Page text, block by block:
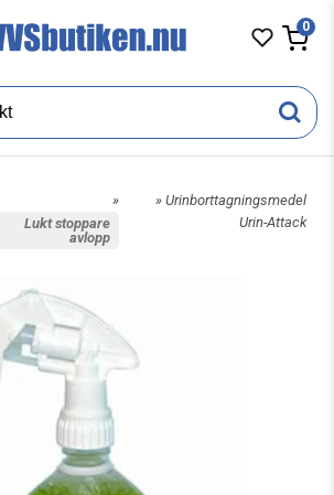
0
»
Lukt stoppare
avlopp
» Urinborttagningsmedel
Urin-Attack